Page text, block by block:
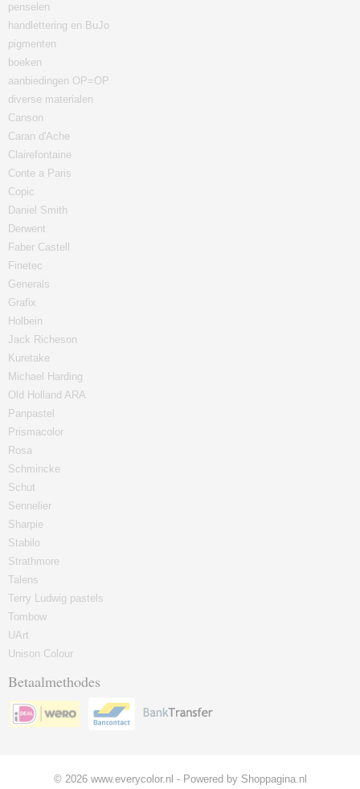
penselen
handlettering en BuJo
pigmenten
boeken
aanbiedingen OP=OP
diverse materialen
Canson
Caran d'Ache
Clairefontaine
Conte a Paris
Copic
Daniel Smith
Derwent
Faber Castell
Finetec
Generals
Grafix
Holbein
Jack Richeson
Kuretake
Michael Harding
Old Holland ARA
Panpastel
Prismacolor
Rosa
Schmincke
Schut
Sennelier
Sharpie
Stabilo
Strathmore
Talens
Terry Ludwig pastels
Tombow
UArt
Unison Colour
Betaalmethodes
© 2026 www.everycolor.nl - Powered by Shoppagina.nl